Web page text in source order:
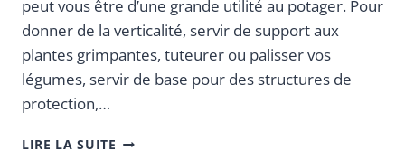
peut vous être d’une grande utilité au potager. Pour
donner de la verticalité, servir de support aux
plantes grimpantes, tuteurer ou palisser vos
légumes, servir de base pour des structures de
protection,…
LIRE LA SUITE